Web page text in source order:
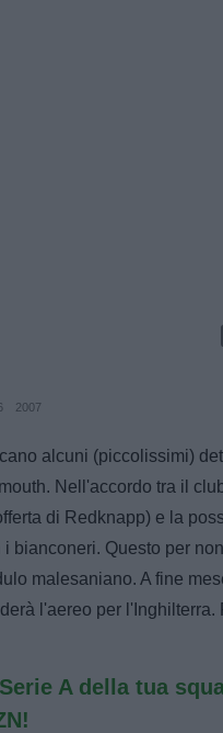
2007
alcuni (piccolissimi)
Nell'accordo tra il
di Redknapp) e la
bianconeri. Questo per
malesaniano. A fine
l'aereo per
A della tua